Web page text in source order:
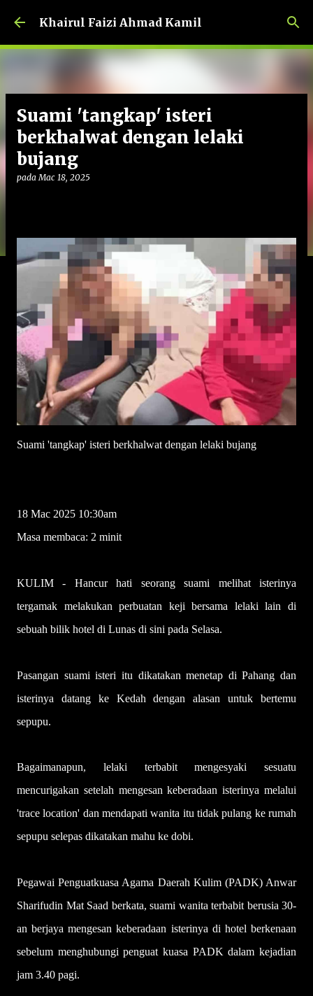
Langkau ke kandungan utama
Khairul Faizi Ahmad Kamil
Suami 'tangkap' isteri
berkhalwat dengan lelaki
bujang
padaMac 18, 2025
Suami 'tangkap' isteri berkhalwat dengan lelaki bujang
18 Mac 2025 10:30am
Masa membaca: 2 minit
KULIM - Hancur hati seorang suami melihat isterinya
tergamak melakukan perbuatan keji bersama lelaki lain di
sebuah bilik hotel di Lunas di sini pada Selasa.
Pasangan suami isteri itu dikatakan menetap di Pahang dan
isterinya datang ke Kedah dengan alasan untuk bertemu
sepupu.
Bagaimanapun, lelaki terbabit mengesyaki sesuatu
mencurigakan setelah mengesan keberadaan isterinya melalui
'trace location' dan mendapati wanita itu tidak pulang ke rumah
sepupu selepas dikatakan mahu ke dobi.
Pegawai Penguatkuasa Agama Daerah Kulim (PADK) Anwar
Sharifudin Mat Saad berkata, suami wanita terbabit berusia 30-
an berjaya mengesan keberadaan isterinya di hotel berkenaan
sebelum menghubungi penguat kuasa PADK dalam kejadian
jam 3.40 pagi.